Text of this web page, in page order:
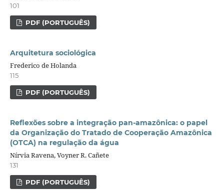
101
PDF (PORTUGUÊS)
Arquitetura sociológica
Frederico de Holanda
115
PDF (PORTUGUÊS)
Reflexões sobre a integração pan-amazônica: o papel
da Organização do Tratado de Cooperação Amazônica
(OTCA) na regulação da água
Nírvia Ravena, Voyner R. Cañete
131
PDF (PORTUGUÊS)